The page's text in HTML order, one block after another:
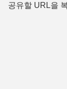
공유할 URL을